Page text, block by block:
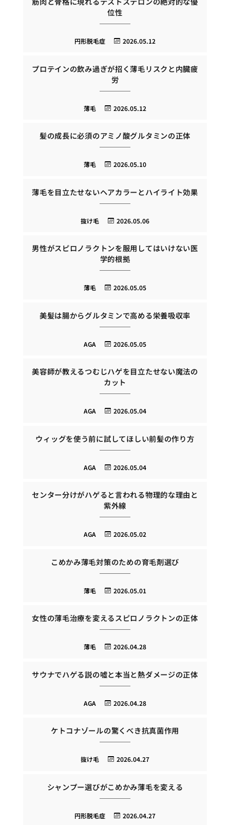
位性
2026.05.12
円形脱毛症
プロテインの飲み過ぎが招く薄毛リスクと内臓疲
労
2026.05.12
薄毛
髪の成長に必須のアミノ酸グルタミンの正体
2026.05.10
薄毛
薄毛を目立たせないヘアカラーとハイライト効果
2026.05.06
抜け毛
男性がスピロノラクトンを服用してはいけない医
学的根拠
2026.05.05
薄毛
美髪は腸からグルタミンで高める栄養吸収率
2026.05.05
AGA
美容師が教えるつむじハゲを目立たせない魔法の
カット
2026.05.04
AGA
ウィッグを使う前に試してほしい前髪の作り方
2026.05.04
AGA
センター分けがハゲると言われる物理的な理由と
紫外線
2026.05.02
AGA
こめかみ薄毛対策のための育毛剤選び
2026.05.01
薄毛
女性の薄毛治療を変えるスピロノラクトンの正体
2026.04.28
薄毛
サウナでハゲる説の嘘と本当と熱ダメージの正体
2026.04.28
AGA
ケトコナゾールの驚くべき抗真菌作用
2026.04.27
抜け毛
シャンプー選びがこめかみ薄毛を変える
2026.04.27
円形脱毛症